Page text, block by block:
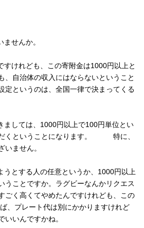
せんか。
すけれども、この寄附金は1000円以上と
、自治体の収入にはならないということ
定というのは、全国一律で決まってくる
ましては、1000円以上で100円単位とい
だくということになります。 特に、
いません。
うとする人の任意というか、1000円以上
うことですか。ラグビーなんかリクエス
ごく高くてやめたんですけれども、この
、プレート代は別にかかりますけれど
いいんですかね。